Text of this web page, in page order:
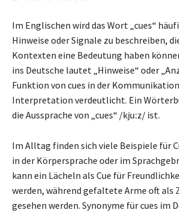
Im Englischen wird das Wort „cues“
Hinweise oder Signale zu beschreiben,
Kontexten eine Bedeutung haben
ins Deutsche lautet „Hinweise“ oder
Funktion von cues in der
Interpretation verdeutlicht. Ein
die Aussprache von „cues“ /kjuːz/ ist.
Im Alltag finden sich viele Beispiele für
in der Körpersprache oder im
kann ein Lächeln als Cue für
werden, während gefaltete Arme oft als
gesehen werden. Synonyme für cues im